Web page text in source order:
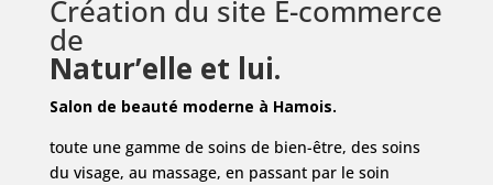
Création du site E-commerce
de
Natur’elle et lui.
Salon de beauté moderne à Hamois.
toute une gamme de soins de bien-être, des soins
du visage, au massage, en passant par le soin